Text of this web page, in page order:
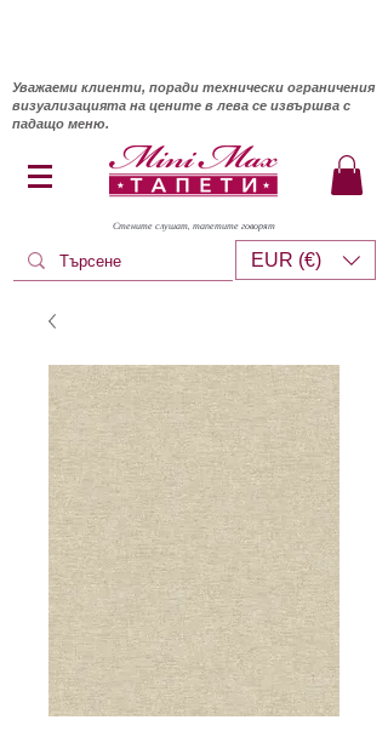
Уважаеми клиенти, поради технически ограничения
визуализацията на цените в лева се извършва с
падащо меню.
Стените слушат, тапетите говорят
EUR (€)